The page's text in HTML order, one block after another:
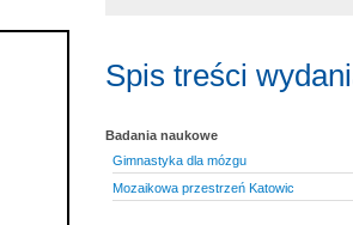
Spis treści
Badania naukowe
Gimnastyka dla mózgu
Mozaikowa przestrzeń Katowic